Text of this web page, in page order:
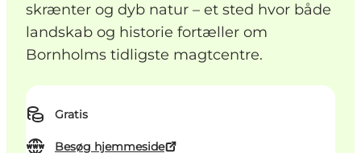
skrænter og dyb natur – et sted hvor både
landskab og historie fortæller om
Bornholms tidligste magtcentre.
Gratis
Besøg hjemmeside